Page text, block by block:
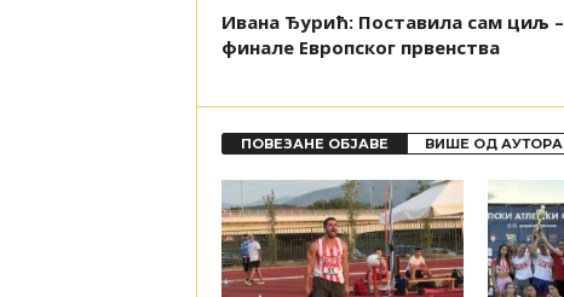
Ивана Ђурић: Поставила сам циљ –
финале Европског првенства
ПОВЕЗАНЕ ОБЈАВЕ ВИШЕ ОД АУТОРА